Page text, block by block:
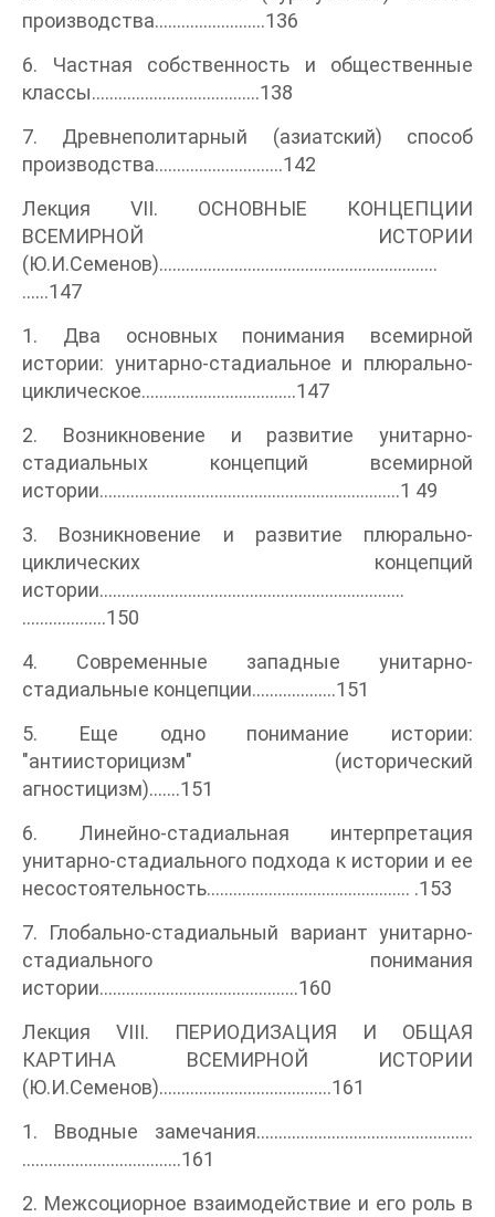
производства.........................136
6. Частная собственность и общественные
классы......................................138
7. Древнеполитарный (азиатский) способ
производства.............................142
Лекция VII. ОСНОВНЫЕ КОНЦЕПЦИИ
ВСЕМИРНОЙ ИСТОРИИ
(Ю.И.Семенов)...............................................................
......147
1. Два основных понимания всемирной
истории: унитарно-стадиальное и плюрально-
циклическое...................................147
2. Возникновение и развитие унитарно-
стадиальных концепций всемирной
истории....................................................................1 49
3. Возникновение и развитие плюрально-
циклических концепций
истории.....................................................................
...................150
4. Современные западные унитарно-
стадиальные концепции...................151
5. Еще одно понимание истории:
"антиисторицизм" (исторический
агностицизм).......151
6. Линейно-стадиальная интерпретация
унитарно-стадиального подхода к истории и ее
несостоятельность.............................................. .153
7. Глобально-стадиальный вариант унитарно-
стадиального понимания
истории.............................................160
Лекция VIII. ПЕРИОДИЗАЦИЯ И ОБЩАЯ
КАРТИНА ВСЕМИРНОЙ ИСТОРИИ
(Ю.И.Семенов).......................................161
1. Вводные замечания.................................................
....................................161
2. Межсоциорное взаимодействие и его роль в